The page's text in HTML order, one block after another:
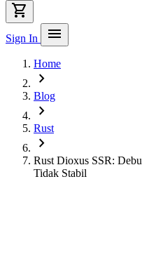
shopping_cart
Sign In menu
Home
chevron_right
Blog
chevron_right
Rust
chevron_right
Rust Dioxus SSR:
Tidak Stabil